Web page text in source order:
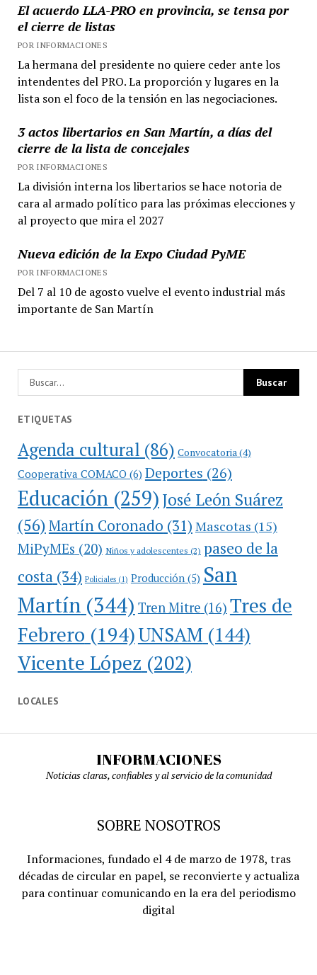
El acuerdo LLA-PRO en provincia, se tensa por
el cierre de listas
POR INFORMACIONES
La hermana del presidente no quiere ceder ante los
intendentes del PRO. La proporción y lugares en la
lista son el foco de la tensión en las negociaciones.
3 actos libertarios en San Martín, a días del
cierre de la lista de concejales
POR INFORMACIONES
La división interna los libertarios se hace notoria de
cara al armado político para las próximas elecciones y
al proyecto que mira el 2027
Nueva edición de la Expo Ciudad PyME
POR INFORMACIONES
Del 7 al 10 de agosto vuelve el evento industrial más
importante de San Martín
ETIQUETAS
Agenda cultural (86) Convocatoria (4)
Cooperativa COMACO(6) Deportes (26)
Educación(259)José León Suárez
(56)Martín Coronado (31) Mascotas (15)
MiPyMEs (20) Niños y adolescentes (2) paseo de la
costa(34) Policiales(1) Producción(5) San
Martín(344) Tren Mitre (16) Tres de
Febrero (194)UNSAM (144)
Vicente López (202)
LOCALES
INFORMACIONES
Noticias claras, confiables y al servicio de la comunidad
SOBRE NOSOTROS
Informaciones, fundado el 4 de marzo de 1978, tras
décadas de circular en papel, se reconvierte y actualiza
para continuar comunicando en la era del periodismo
digital